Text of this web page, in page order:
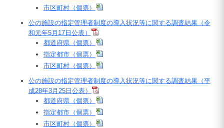
市区町村（個票）
公の施設の指定管理者制度の導入状況等に関する調査結果（令
和元年5月17日公表）
都道府県（個票）
指定都市（個票）
市区町村（個票）
公の施設の指定管理者制度の導入状況等に関する調査結果（平
成28年3月25日公表）
都道府県（個票）
指定都市（個票）
市区町村（個票）